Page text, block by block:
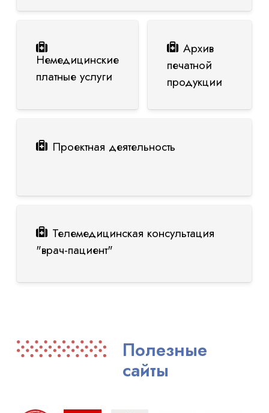
Немедицинские
платные услуги
Архив
печатной
продукции
Проектная деятельность
Телемедицинская консультация
"врач-пациент"
Полезные
сайты